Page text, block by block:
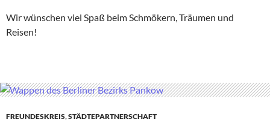
Wir wünschen viel Spaß beim Schmökern, Träumen und
Reisen!
FREUNDESKREIS,STÄDTEPARTNERSCHAFT